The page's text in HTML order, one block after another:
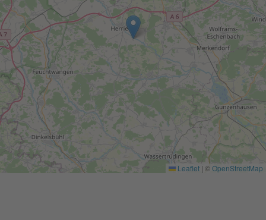
Leaflet | ©OpenStreetMap